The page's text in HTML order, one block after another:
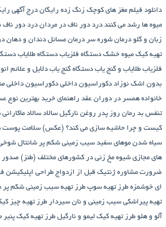
دانلود فیلم مغز های کوچک زنگ زده رایگان درج آگهی
میوه ها رشد می کنند درد دور ناف در مردان درد دور
زبان و گلو درمان شوره سر درمان مسائل دندان و دهان
تهیه کیک میوه خشک دستگاه فلزیاب دستگاه‌ طلایاب
فلزیاب طلایاب و گنج‌ یاب دستگاه‌ گنج‌ یاب دلایل و علائم
بدون اشک نوزاد دکوراسیون داخلی دکوراسیون داخلی
خانواده همسر در دوران عقد راهنمای خرید بهترین نوع
تنفس بد رمان روز پدر روغن نارگیل سالاد سالاد ماکارانی
کیست و چرا حاشیه سازی می کند؟ (عکس) سلامت پوست
سیاه شدن موهای سفید سیب زمینی شکم پر شانتال شوخی
های مجازی شیوه مخ زنی در کشورهای مختلف (طنز) صدور
ضرورت مشاوره ژنتیک قبل از ازدواج طراحی اپلیکیشن
ای خوشمزه طرز تهیه سوپ طرز تهیه سیب زمینی شکم پر
تهیه پیراشكی سيب زمينی و نان سیردار طرز تهیه چیز
آلو و هلو طرز تهیه کیک لیمو و نارگیل طرز تهیه کیک پنیر